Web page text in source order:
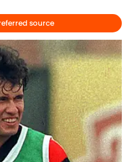
source